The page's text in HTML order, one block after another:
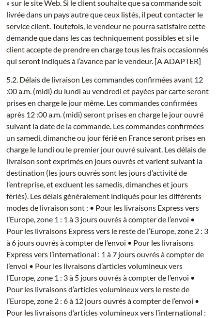
» sur le site Web. Si le client souhaite que sa commande soit
livrée dans un pays autre que ceux listés, il peut contacter le
service client. Toutefois, le vendeur ne pourra satisfaire cette
demande que dans les cas techniquement possibles et si le
client accepte de prendre en charge tous les frais occasionnés
qui seront indiqués à l’avance par le vendeur. [A ADAPTER]
5.2. Délais de livraison Les commandes confirmées avant 12
:00 a.m. (midi) du lundi au vendredi et payées par carte seront
prises en charge le jour même. Les commandes confirmées
après 12 :00 a.m. (midi) seront prises en charge le jour ouvré
suivant la date de la commande. Les commandes confirmées
un samedi, dimanche ou jour férié en France seront prises en
charge le lundi ou le premier jour ouvré suivant. Les délais de
livraison sont exprimés en jours ouvrés et varient suivant la
destination (les jours ouvrés sont les jours d’activité de
l’entreprise, et excluent les samedis, dimanches et jours
fériés). Les délais généralement indiqués pour les différents
modes de livraison sont : • Pour les livraisons Express vers
l’Europe, zone 1 : 1 à 3 jours ouvrés à compter de l’envoi •
Pour les livraisons Express vers le reste de l’Europe, zone 2 : 3
à 6 jours ouvrés à compter de l’envoi • Pour les livraisons
Express vers l’international : 1 à 7 jours ouvrés à compter de
l’envoi • Pour les livraisons d’articles volumineux vers
l’Europe, zone 1 : 3 à 5 jours ouvrés à compter de l’envoi •
Pour les livraisons d’articles volumineux vers le reste de
l’Europe, zone 2 : 6 à 12 jours ouvrés à compter de l’envoi •
Pour les livraisons d’articles volumineux vers l’international :